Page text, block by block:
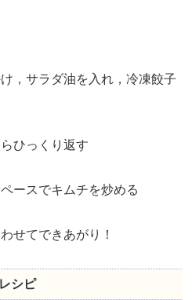
，サラダ油を入れ，冷凍餃子
ひっくり返す
ースでキムチを炒める
せてできあがり！
シピ